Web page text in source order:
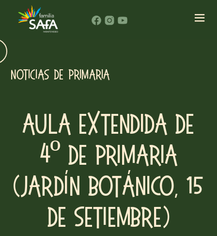
NOTICIAS DE PRIMARIA
Aula extendida de
4º de Primaria
(Jardín Botánico, 15
de setiembre)